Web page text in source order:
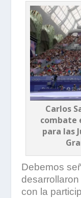
Carlos
combate
para las
Debemos
con la